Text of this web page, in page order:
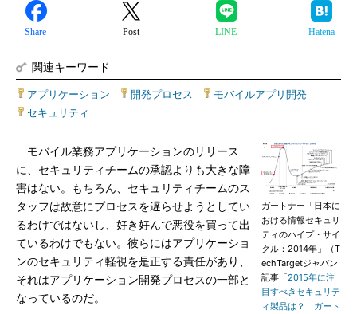
Share Post LINE Hatena
関連キーワード
アプリケーション 開発プロセス モバイルアプリ開発
セキュリティ
ガートナー「日本に
おける情報セキュリ
ティのハイプ・サイ
クル：2014年」（T
echTargetジャパン
記事「2015年に注
目すべきセキュリテ
ィ製品は？ ガート
モバイル業務アプリケーションのリリース
に、セキュリティチームの承認よりも大きな障
害はない。もちろん、セキュリティチームのス
タッフは故意にプロセスを遅らせようとしてい
るわけではないし、好き好んで悪役を買って出
ているわけでもない。彼らにはアプリケーショ
ンのセキュリティ軽視を是正する責任があり、
それはアプリケーション開発プロセスの一部と
なっているのだ。